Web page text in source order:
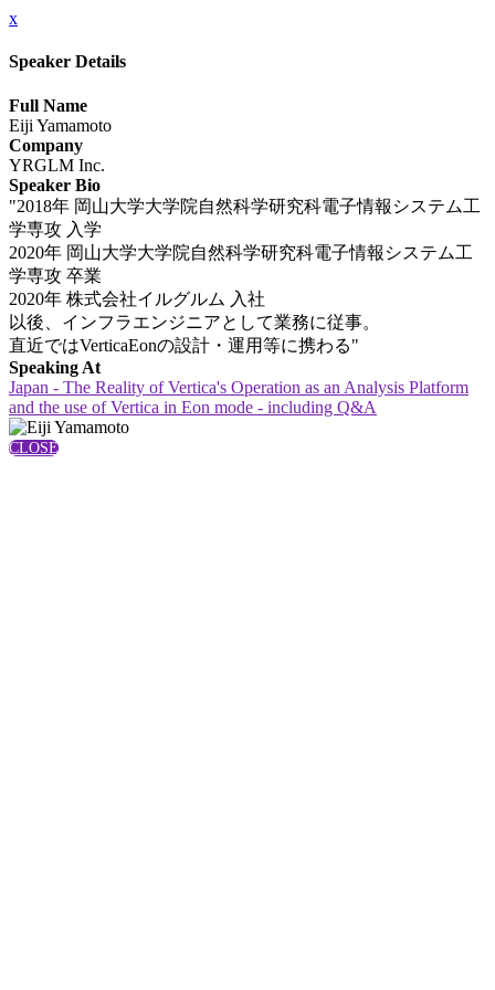
x
Speaker Details
Full Name
Eiji Yamamoto
Company
YRGLM Inc.
Speaker Bio
"2018年 岡山大学大学院自然科学研究科電子情報システム工
学専攻 入学
2020年 岡山大学大学院自然科学研究科電子情報システム工
学専攻 卒業
2020年 株式会社イルグルム 入社
以後、インフラエンジニアとして業務に従事。
直近ではVerticaEonの設計・運用等に携わる"
Speaking At
Japan - The Reality of Vertica's Operation as an Analysis Platform
and the use of Vertica in Eon mode - including Q&A
CLOSE